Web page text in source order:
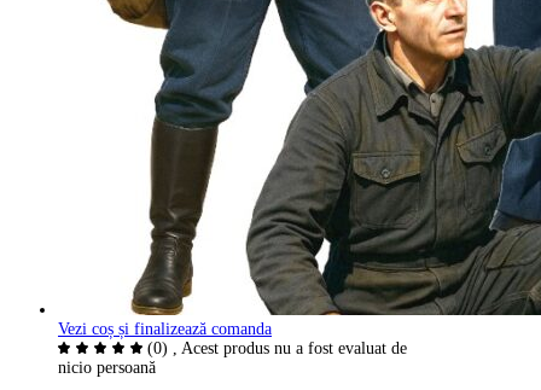
Vezi coș și finalizează comanda
(0)
, Acest produs nu a fost evaluat de
nicio persoană